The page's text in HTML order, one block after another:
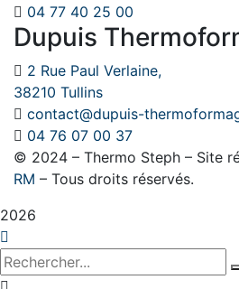
04 77 40 25 00
Dupuis
2 Rue Paul Verlaine,
38210 Tullins
contact@dupuis-
04 76 07 00 37
© 2024 – Thermo Steph – Site
RM – Tous droits réservés.
2026